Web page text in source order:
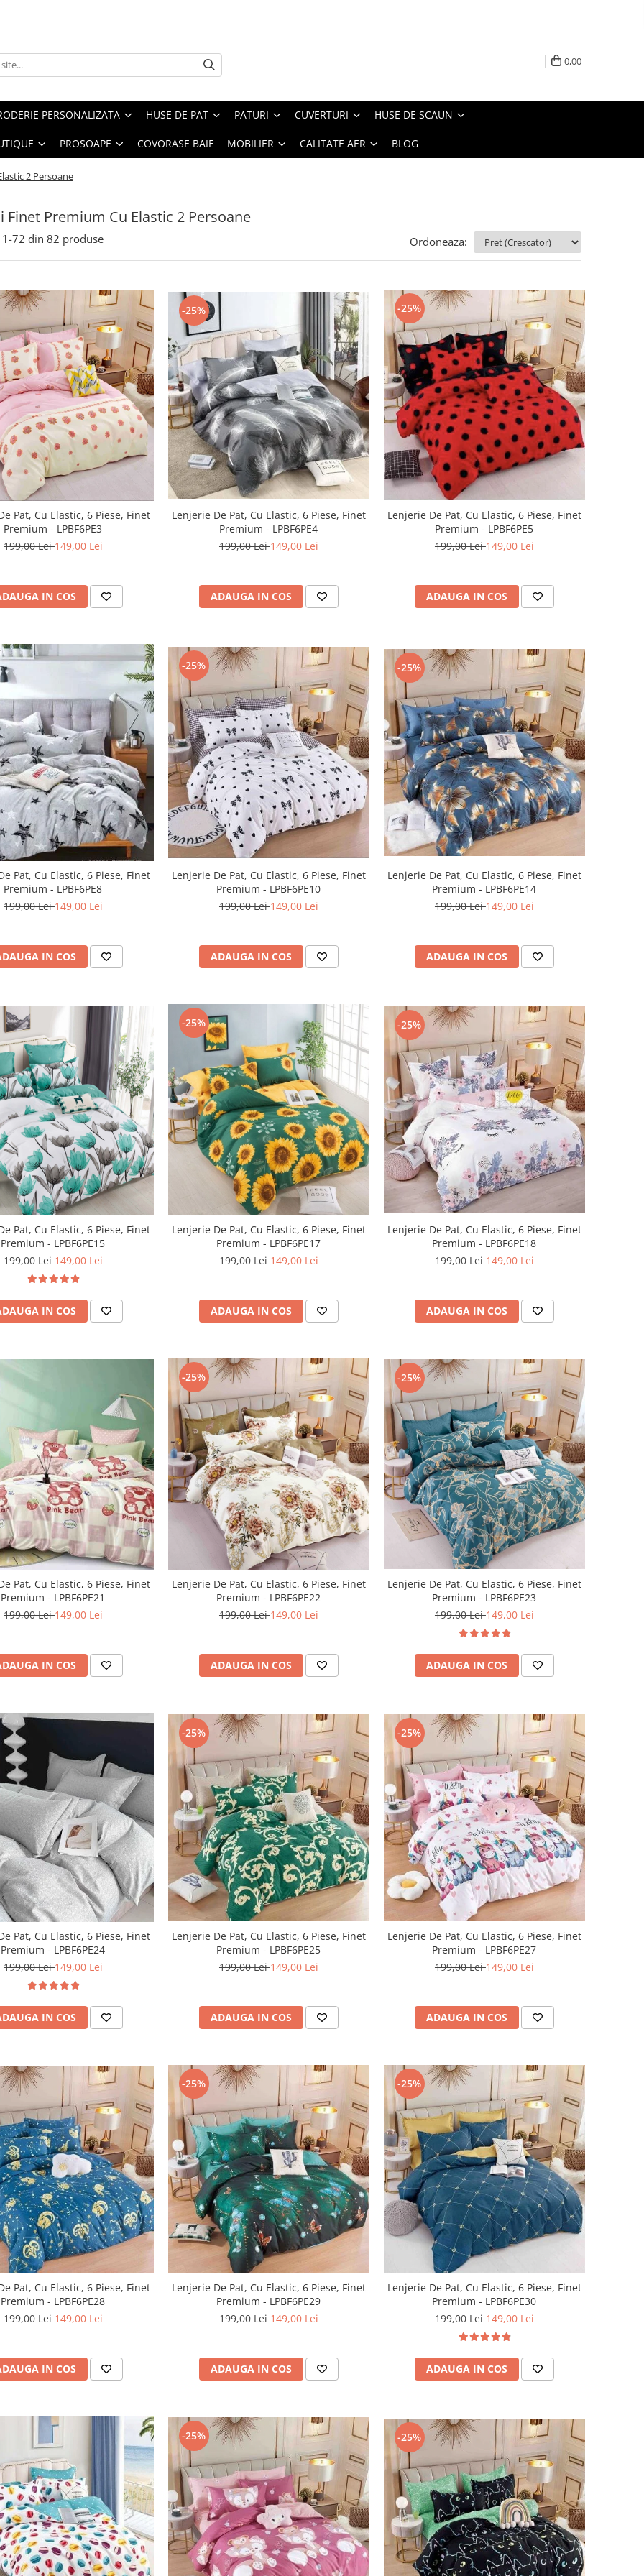
0,00
PERSONALIZATA HUSE DE PAT PATURI CUVERTURI HUSE DE SCAUN
PROSOAPE COVORASE BAIE MOBILIER CALITATE AER BLOG
2 Persoane
Finet Premium Cu Elastic 2 Persoane
1-72 din 82 produse Ordoneaza:
Pat, Cu Elastic, 6 Piese, Finet
Premium - LPBF6PE3
199,00 Lei149,00 Lei
IN COS
-25%
Lenjerie De Pat, Cu Elastic, 6 Piese, Finet
Premium - LPBF6PE4
199,00 Lei149,00 Lei
ADAUGA IN COS
-25%
Lenjerie De Pat, Cu Elastic, 6 Piese, Finet
Premium - LPBF6PE5
199,00 Lei149,00 Lei
ADAUGA IN COS
Pat, Cu Elastic, 6 Piese, Finet
Premium - LPBF6PE8
199,00 Lei149,00 Lei
IN COS
-25%
Lenjerie De Pat, Cu Elastic, 6 Piese, Finet
Premium - LPBF6PE10
199,00 Lei149,00 Lei
ADAUGA IN COS
-25%
Lenjerie De Pat, Cu Elastic, 6 Piese, Finet
Premium - LPBF6PE14
199,00 Lei149,00 Lei
ADAUGA IN COS
Pat, Cu Elastic, 6 Piese, Finet
Premium - LPBF6PE15
199,00 Lei149,00 Lei
IN COS
-25%
Lenjerie De Pat, Cu Elastic, 6 Piese, Finet
Premium - LPBF6PE17
199,00 Lei149,00 Lei
ADAUGA IN COS
-25%
Lenjerie De Pat, Cu Elastic, 6 Piese, Finet
Premium - LPBF6PE18
199,00 Lei149,00 Lei
ADAUGA IN COS
Pat, Cu Elastic, 6 Piese, Finet
Premium - LPBF6PE21
199,00 Lei149,00 Lei
IN COS
-25%
Lenjerie De Pat, Cu Elastic, 6 Piese, Finet
Premium - LPBF6PE22
199,00 Lei149,00 Lei
ADAUGA IN COS
-25%
Lenjerie De Pat, Cu Elastic, 6 Piese, Finet
Premium - LPBF6PE23
199,00 Lei149,00 Lei
ADAUGA IN COS
Pat, Cu Elastic, 6 Piese, Finet
Premium - LPBF6PE24
199,00 Lei149,00 Lei
IN COS
-25%
Lenjerie De Pat, Cu Elastic, 6 Piese, Finet
Premium - LPBF6PE25
199,00 Lei149,00 Lei
ADAUGA IN COS
-25%
Lenjerie De Pat, Cu Elastic, 6 Piese, Finet
Premium - LPBF6PE27
199,00 Lei149,00 Lei
ADAUGA IN COS
Pat, Cu Elastic, 6 Piese, Finet
Premium - LPBF6PE28
199,00 Lei149,00 Lei
IN COS
-25%
Lenjerie De Pat, Cu Elastic, 6 Piese, Finet
Premium - LPBF6PE29
199,00 Lei149,00 Lei
ADAUGA IN COS
-25%
Lenjerie De Pat, Cu Elastic, 6 Piese, Finet
Premium - LPBF6PE30
199,00 Lei149,00 Lei
ADAUGA IN COS
-25% -25%